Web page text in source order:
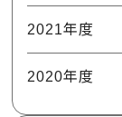
2021年度
2020年度